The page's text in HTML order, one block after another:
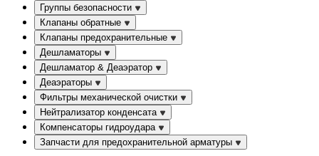
Группы безопасности
Клапаны обратные
Клапаны предохранительные
Дешламаторы
Дешламатор & Деаэратор
Деаэраторы
Фильтры механической очистки
Нейтрализатор конденсата
Компенсаторы гидроудара
Запчасти для предохранительной арматуры